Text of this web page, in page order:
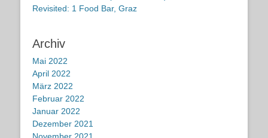
Revisited: 1 Food Bar, Graz
Archiv
Mai 2022
April 2022
März 2022
Februar 2022
Januar 2022
Dezember 2021